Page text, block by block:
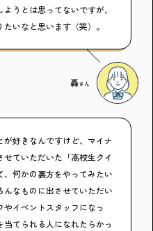
うとは思ってないですが、
いなと思います（笑）。
轟さん
好きなんですけど、マイナ
ていただいた「高校生クイ
何かの裏方をやってみたい
なものに出させていただい
イベントスタッフになっ
てられる人になれたらかっ